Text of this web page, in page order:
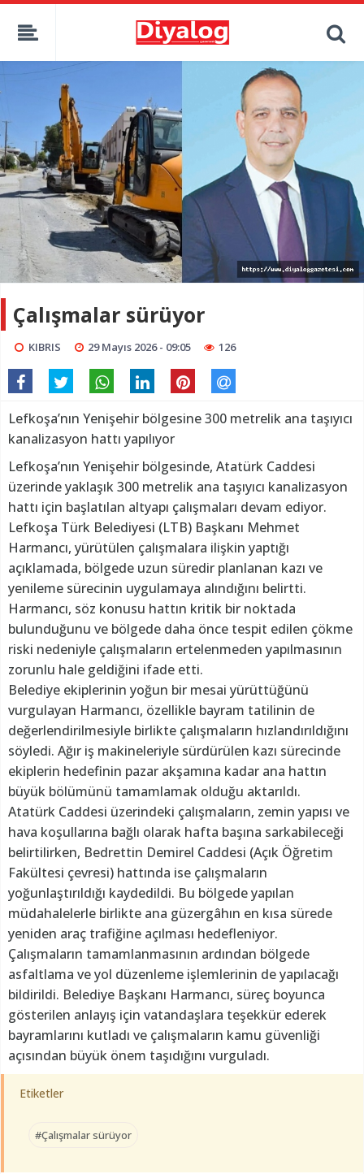
Çalışmalar sürüyor
KIBRIS 29 Mayıs 2026 - 09:05 126
Lefkoşa’nın Yenişehir bölgesine 300 metrelik ana taşıyıcı
kanalizasyon hattı yapılıyor
Lefkoşa’nın Yenişehir bölgesinde, Atatürk Caddesi
üzerinde yaklaşık 300 metrelik ana taşıyıcı kanalizasyon
hattı için başlatılan altyapı çalışmaları devam ediyor.
Lefkoşa Türk Belediyesi (LTB) Başkanı Mehmet
Harmancı, yürütülen çalışmalara ilişkin yaptığı
açıklamada, bölgede uzun süredir planlanan kazı ve
yenileme sürecinin uygulamaya alındığını belirtti.
Harmancı, söz konusu hattın kritik bir noktada
bulunduğunu ve bölgede daha önce tespit edilen çökme
riski nedeniyle çalışmaların ertelenmeden yapılmasının
zorunlu hale geldiğini ifade etti.
Belediye ekiplerinin yoğun bir mesai yürüttüğünü
vurgulayan Harmancı, özellikle bayram tatilinin de
değerlendirilmesiyle birlikte çalışmaların hızlandırıldığını
söyledi. Ağır iş makineleriyle sürdürülen kazı sürecinde
ekiplerin hedefinin pazar akşamına kadar ana hattın
büyük bölümünü tamamlamak olduğu aktarıldı.
Atatürk Caddesi üzerindeki çalışmaların, zemin yapısı ve
hava koşullarına bağlı olarak hafta başına sarkabileceği
belirtilirken, Bedrettin Demirel Caddesi (Açık Öğretim
Fakültesi çevresi) hattında ise çalışmaların
yoğunlaştırıldığı kaydedildi. Bu bölgede yapılan
müdahalelerle birlikte ana güzergâhın en kısa sürede
yeniden araç trafiğine açılması hedefleniyor.
Çalışmaların tamamlanmasının ardından bölgede
asfaltlama ve yol düzenleme işlemlerinin de yapılacağı
bildirildi. Belediye Başkanı Harmancı, süreç boyunca
gösterilen anlayış için vatandaşlara teşekkür ederek
bayramlarını kutladı ve çalışmaların kamu güvenliği
açısından büyük önem taşıdığını vurguladı.
Etiketler
#Çalışmalar sürüyor